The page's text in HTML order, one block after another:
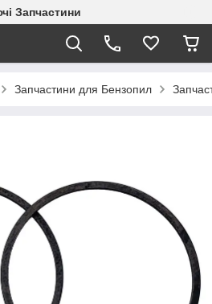
Запчастини
Запчастини для Бензопил